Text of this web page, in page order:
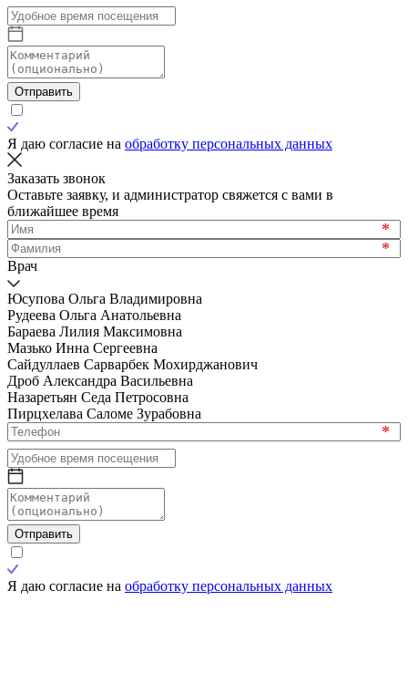
Отправить
Я даю согласие на обработку персональных данных
Заказать звонок
Оставьте заявку, и администратор свяжется с вами в
ближайшее время
*
*
Врач
Юсупова Ольга Владимировна
Рудеева Ольга Анатольевна
Бараева Лилия Максимовна
Мазько Инна Сергеевна
Сайдуллаев Сарварбек Мохирджанович
Дроб Александра Васильевна
Назаретьян Седа Петросовна
Пирцхелава Саломе Зурабовна
*
Отправить
Я даю согласие на обработку персональных данных